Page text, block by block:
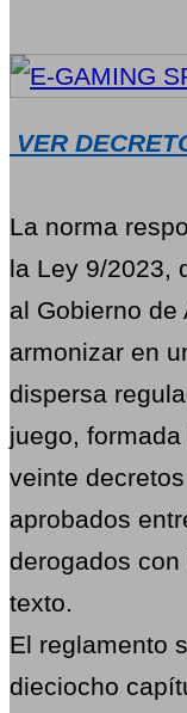
VER
La norma
la Ley 9/2023,
al Gobierno de
armonizar en
dispersa
juego,
veinte
aprobados
derogados
texto.
El reglamento
dieciocho